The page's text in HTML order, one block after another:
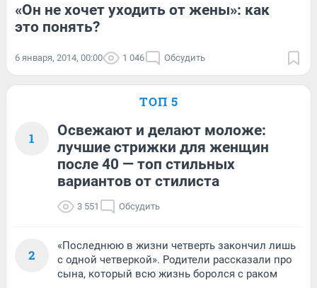
«Он не хочет уходить от жены»: как
это понять?
6 января, 2014, 00:00 1 046 Обсудить
ТОП 5
1
Освежают и делают моложе:
лучшие стрижки для женщин
после 40 — топ стильных
вариантов от стилиста
3 551 Обсудить
2
«Последнюю в жизни четверть закончил лишь
с одной четверкой». Родители рассказали про
сына, который всю жизнь боролся с раком